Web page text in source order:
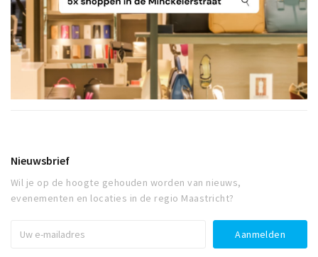
Nieuwsbrief
Wil je op de hoogte gehouden worden van nieuws,
evenementen en locaties in de regio Maastricht?